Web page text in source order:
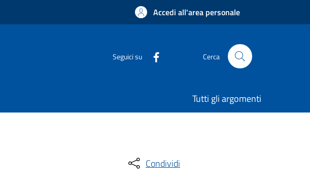
Accedi all'area personale
Seguici su Cerca
Tutti gli argomenti
Condividi